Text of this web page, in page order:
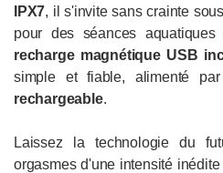
IPX7, il s'invite sans crainte
pour des séances aquatiques
recharge magnétique USB
simple et fiable, alimenté
rechargeable.
Laissez la technologie du
orgasmes d'une intensité